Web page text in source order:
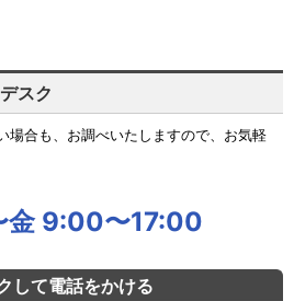
スク
場合も、お調べいたしますので、お気軽
金 9:00〜17:00
して電話をかける